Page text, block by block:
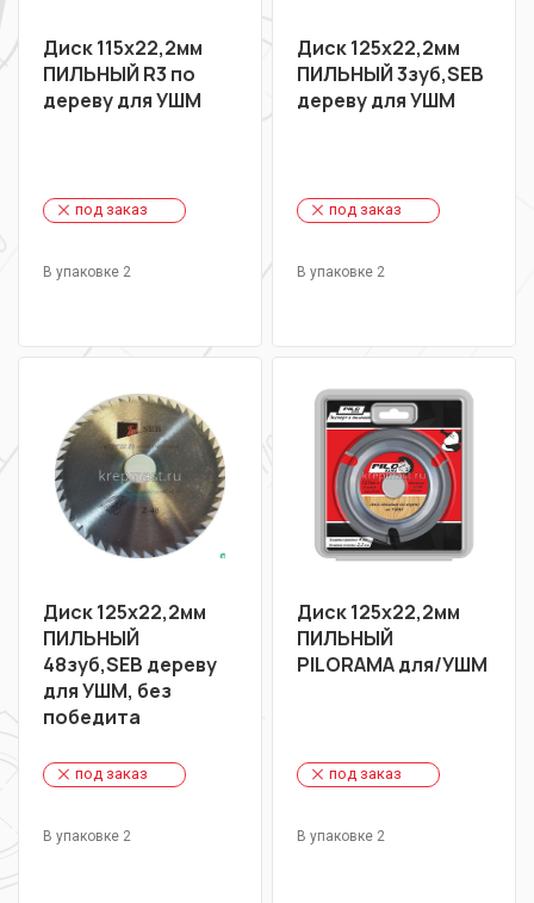
Диск 115х22,2мм
ПИЛЬНЫЙ R3 по
дереву для УШМ
под заказ
В упаковке 2
Диск 125х22,2мм
ПИЛЬНЫЙ 3зуб,SEB
дереву для УШМ
под заказ
В упаковке 2
Диск 125х22,2мм
ПИЛЬНЫЙ
48зуб,SEB дереву
для УШМ, без
победита
под заказ
В упаковке 2
Диск 125х22,2мм
ПИЛЬНЫЙ
PILORAMA для/УШМ
под заказ
В упаковке 2